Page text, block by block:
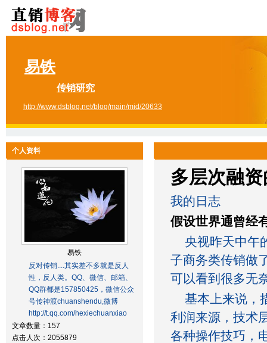
易铁
传销研究
http://www.dsblog.net/blog/main/mid/20633
个人资料
易铁
反对传销....其实差不多就是反人
性，反人类。QQ、微信、邮箱、
QQ群都是157850425，微信公众
号传神渡chuanshendu,微博
http://t.qq.com/hexiechuanxiao
文章数量：157
点击人次：2055879
多层次融
我的日志
假设世界通曾经
央视昨天中午
子商务类传销做
可以看到很多无
基本上来说，
利润来源，技术
各种操作技巧，